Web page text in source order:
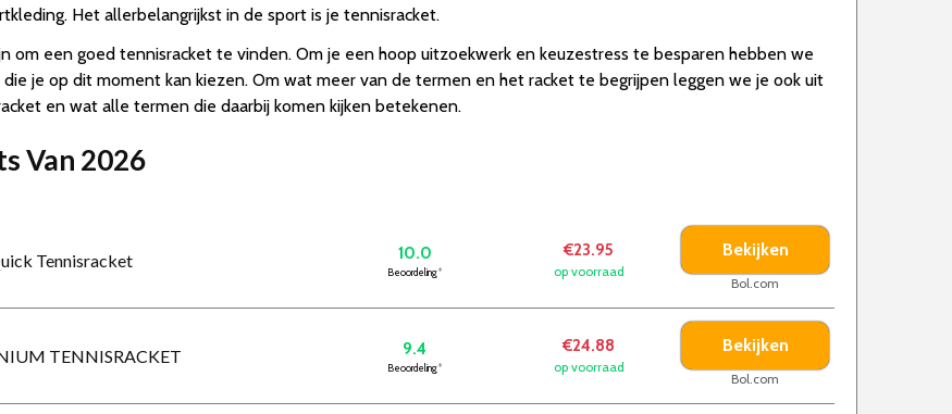
Het allerbelangrijkst in de sport is je tennisracket.
om een goed tennisracket te vinden. Om je een hoop uitzoekwerk en keuzestress te besparen hebben we
je op dit moment kan kiezen. Om wat meer van de termen en het racket te begrijpen leggen we je ook uit
en wat alle termen die daarbij komen kijken betekenen.
Van 2026
Tennisracket 10.0
Beoordeling*
€23.95
op voorraad
Bekijken
Bol.com
TENNISRACKET 9.4
Beoordeling*
€24.88
op voorraad
Bekijken
Bol.com